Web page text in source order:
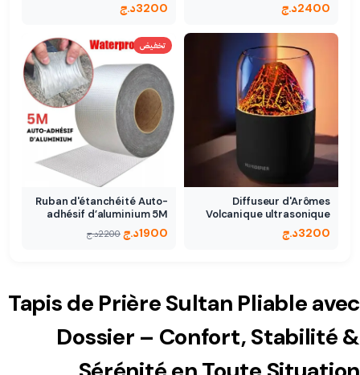
2400د.ج 3200د.ج
Diffuseur d'Arômes
Volcanique ultrasonique
300ml
3200د.ج
تخفيض
Ruban d'étanchéité Auto-
adhésif d’aluminium 5M
1900د.ج 2200د.ج
Tapis de Prière Sultan Pliable avec
Dossier – Confort, Stabilité &